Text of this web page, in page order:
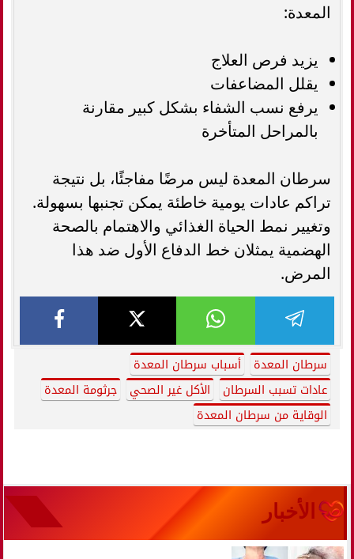
المعدة:
يزيد فرص العلاج
يقلل المضاعفات
يرفع نسب الشفاء بشكل كبير مقارنة
بالمراحل المتأخرة
سرطان المعدة ليس مرضًا مفاجئًا، بل نتيجة
تراكم عادات يومية خاطئة يمكن تجنبها بسهولة.
وتغيير نمط الحياة الغذائي والاهتمام بالصحة
الهضمية يمثلان خط الدفاع الأول ضد هذا
المرض.
سرطان المعدة
أسباب سرطان المعدة
عادات تسبب السرطان
الأكل غير الصحي
جرثومة المعدة
الوقاية من سرطان المعدة
الأخبار